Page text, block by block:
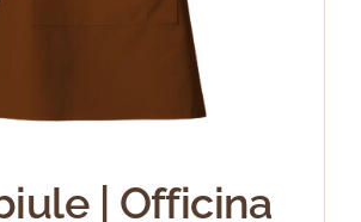
| Officina